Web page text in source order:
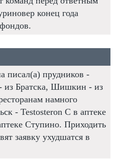
конец года
писал(а) прудников -
из Братска, Шишкин - из
намного
- Testosteron C в аптеке
Ступино. Приходить
заявку ухудшатся в